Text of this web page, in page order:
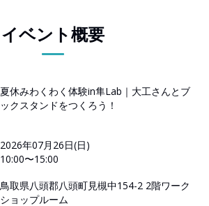
イベント概要
夏休みわくわく体験in隼Lab｜大工さんとブ
ックスタンドをつくろう！
2026年07月26日(日)
10:00〜15:00
鳥取県八頭郡八頭町見槻中154-2 2階ワーク
ショップルーム